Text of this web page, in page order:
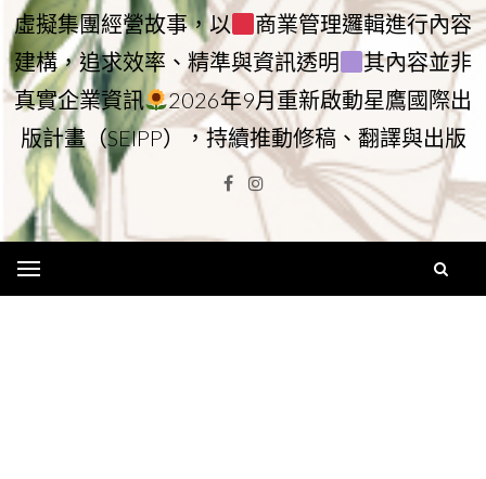
虛擬集團經營故事，以
商業管理邏輯進行內容
建構，追求效率、精準與資訊透明
其內容並非
真實企業資訊
2026年9月重新啟動星鷹國際出
版計畫（SEIPP），持續推動修稿、翻譯與出版
Facebook
Instagram